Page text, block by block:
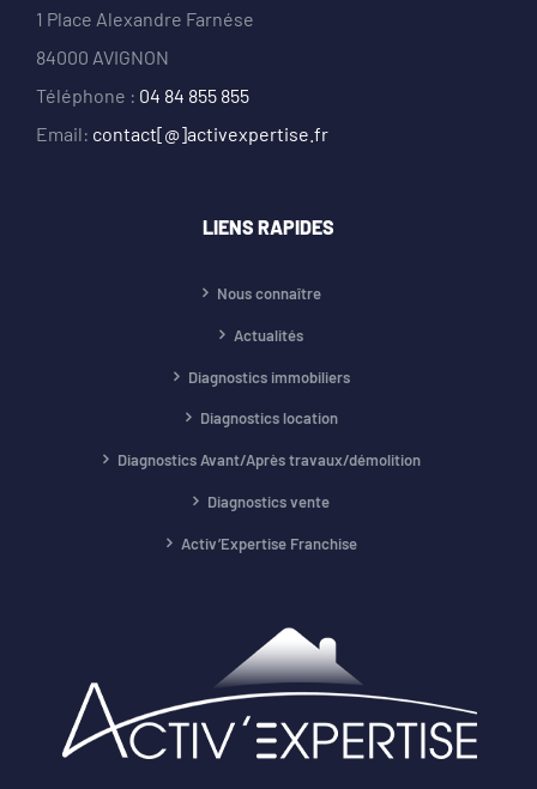
1 Place Alexandre Farnése
84000 AVIGNON
Téléphone : 04 84 855 855
Email: contact[@]activexpertise.fr
LIENS RAPIDES
Nous connaître
Actualités
Diagnostics immobiliers
Diagnostics location
Diagnostics Avant/Après travaux/démolition
Diagnostics vente
Activ’Expertise Franchise